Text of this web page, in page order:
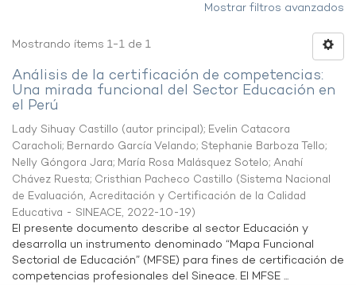
Mostrar filtros avanzados
Mostrando ítems 1-1 de 1
Análisis de la certificación de competencias:
Una mirada funcional del Sector Educación en
el Perú
Lady Sihuay Castillo (autor principal); Evelin Catacora
Caracholi; Bernardo García Velando; Stephanie Barboza Tello;
Nelly Góngora Jara; María Rosa Malásquez Sotelo; Anahí
Chávez Ruesta; Cristhian Pacheco Castillo (Sistema Nacional
de Evaluación, Acreditación y Certificación de la Calidad
Educativa - SINEACE, 2022-10-19)
El presente documento describe al sector Educación y
desarrolla un instrumento denominado “Mapa Funcional
Sectorial de Educación” (MFSE) para fines de certificación de
competencias profesionales del Sineace. El MFSE ...